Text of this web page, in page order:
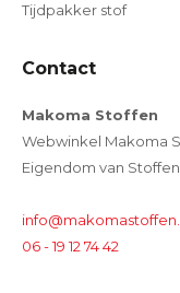
Tijdpakker stof
Contact
Makoma Stoffen
Webwinkel Makoma
Eigendom van
06 - 19 12 74 42